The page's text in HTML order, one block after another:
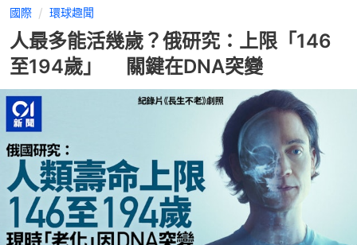
國際 環球趣聞
人最多能活幾歲？俄研究：上限「146
至194歲」 關鍵在DNA突變